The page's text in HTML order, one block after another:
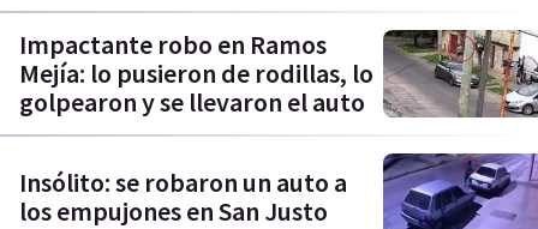
Impactante robo en Ramos
Mejía: lo pusieron de rodillas, lo
golpearon y se llevaron el auto
Insólito: se robaron un auto a
los empujones en San Justo